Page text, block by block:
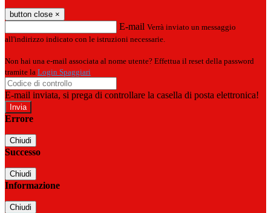
button close ×
E-mail Verrà inviato un messaggio
all'indirizzo indicato con le istruzioni necessarie.
Non hai una e-mail associata al nome utente? Effettua il reset della password
tramite la Login Spaggiari
E-mail inviata, si prega di controllare la casella di posta elettronica!
Errore
Chiudi
Successo
Chiudi
Informazione
Chiudi